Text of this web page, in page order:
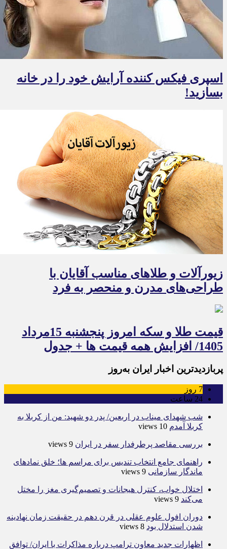
اسپری فیکس کننده آرایش خود را در خانه
بسازید!
زیورآلات و طلاهای مناسب آقایان با
طراحی‌های مدرن و منحصر به فرد
قیمت طلا و سکه امروز پنجشنبه 15مرداد
1405/ افزایش همه قیمت ها + جدول
پربازدیدترین اخبار ایران به‌روز
7 روز
24 ساعت
شب شهدای میناب در اربعین/ پدر دو شهید: من از کربلا به
کربلا آمدم 10 views
بررسی مقاصد پرطرفدار سفر در ایران 9 views
راهنمای جامع انتخاب تندیس برای مراسم ها؛ خلق نمادهای
ماندگار سازمانی 9 views
اختلال خواب، کنترل هیجانات و تصمیم‌گیری مغز را مختل
می‌کند 9 views
دوران افول علوم عقلی در قرن دهم در حقیقت زمان نهادینه
شدن استدلال بود 8 views
اظهارات جدید معاون ترامپ درباره مذاکرات با ایران/ توافق